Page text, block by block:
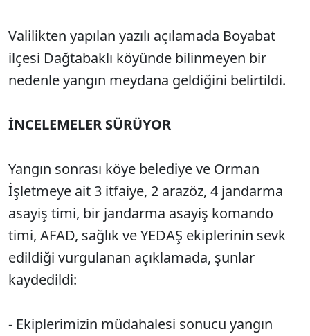
Valilikten yapılan yazılı açılamada Boyabat
ilçesi Dağtabaklı köyünde bilinmeyen bir
nedenle yangın meydana geldiğini belirtildi.
İNCELEMELER SÜRÜYOR
Yangın sonrası köye belediye ve Orman
İşletmeye ait 3 itfaiye, 2 arazöz, 4 jandarma
asayiş timi, bir jandarma asayiş komando
timi, AFAD, sağlık ve YEDAŞ ekiplerinin sevk
edildiği vurgulanan açıklamada, şunlar
kaydedildi:
- Ekiplerimizin müdahalesi sonucu yangın